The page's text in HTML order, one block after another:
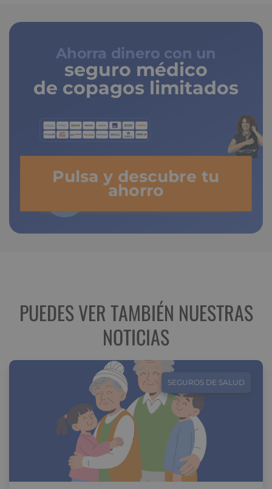
Ahorra dinero con un
seguro médico
de copagos limitados
Pulsa y descubre tu
ahorro
PUEDES VER TAMBIÉN NUESTRAS
NOTICIAS
SEGUROS DE SALUD